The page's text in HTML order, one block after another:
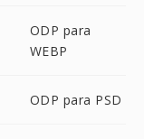
ODP para
WEBP
ODP para PSD